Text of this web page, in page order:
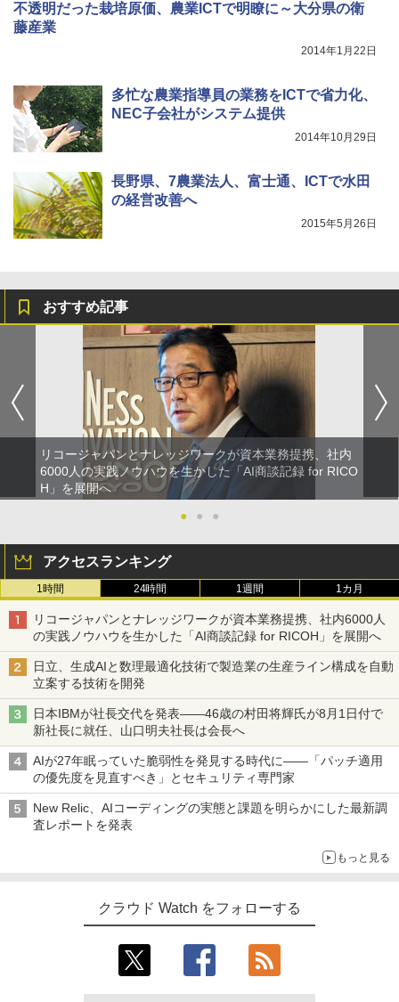
不透明だった栽培原価、農業ICTで明瞭に～大分県の衛
藤産業
2014年1月22日
多忙な農業指導員の業務をICTで省力化、
NEC子会社がシステム提供
2014年10月29日
長野県、7農業法人、富士通、ICTで水田
の経営改善へ
2015年5月26日
おすすめ記事
リコージャパンとナレッジワークが資本業務提携、社内
6000人の実践ノウハウを生かした「AI商談記録 for RICO
H」を展開へ
●
● ●
アクセスランキング
1時間 24時間 1週間 1カ月
リコージャパンとナレッジワークが資本業務提携、社内6000人
の実践ノウハウを生かした「AI商談記録 for RICOH」を展開へ
日立、生成AIと数理最適化技術で製造業の生産ライン構成を自動
立案する技術を開発
日本IBMが社長交代を発表――46歳の村田将輝氏が8月1日付で
新社長に就任、山口明夫社長は会長へ
AIが27年眠っていた脆弱性を発見する時代に――「パッチ適用
の優先度を見直すべき」とセキュリティ専門家
New Relic、AIコーディングの実態と課題を明らかにした最新調
査レポートを発表
もっと見る
クラウド Watch をフォローする